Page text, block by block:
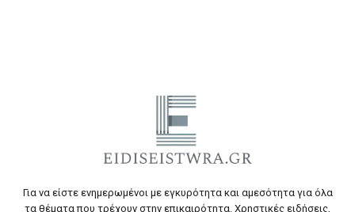
Για να είστε ενημερωμένοι με εγκυρότητα και αμεσότητα για όλα
τα θέματα που τρέχουν στην επικαιρότητα. Χρηστικές ειδήσεις,